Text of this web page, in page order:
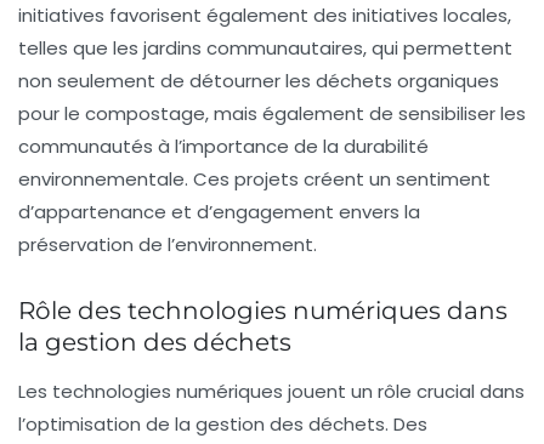
initiatives favorisent également des initiatives locales,
telles que les jardins communautaires, qui permettent
non seulement de détourner les déchets organiques
pour le compostage, mais également de sensibiliser les
communautés à l’importance de la durabilité
environnementale. Ces projets créent un sentiment
d’appartenance et d’engagement envers la
préservation de l’environnement.
Rôle des technologies numériques dans
la gestion des déchets
Les technologies numériques jouent un rôle crucial dans
l’optimisation de la gestion des déchets. Des